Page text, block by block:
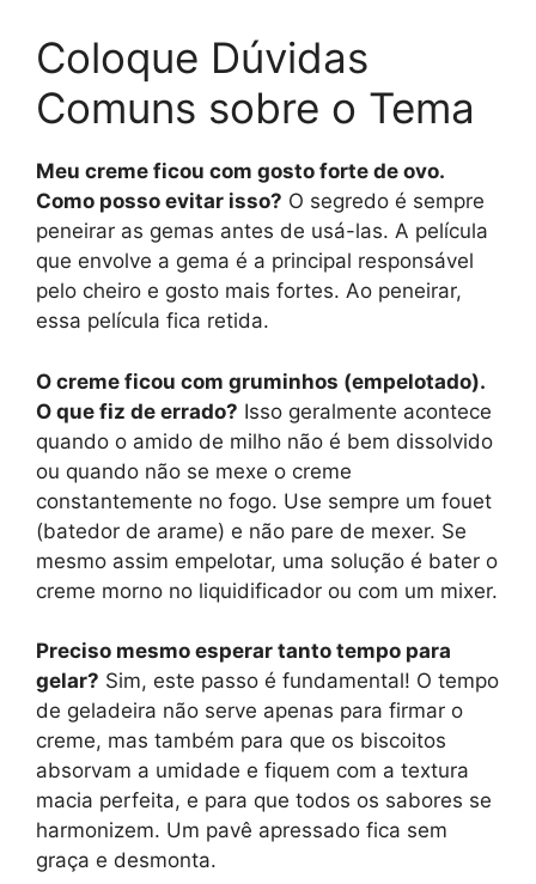
Coloque Dúvidas
Comuns sobre o Tema
Meu creme ficou com gosto forte de ovo.
Como posso evitar isso? O segredo é sempre
peneirar as gemas antes de usá-las. A película
que envolve a gema é a principal responsável
pelo cheiro e gosto mais fortes. Ao peneirar,
essa película fica retida.
O creme ficou com gruminhos (empelotado).
O que fiz de errado? Isso geralmente acontece
quando o amido de milho não é bem dissolvido
ou quando não se mexe o creme
constantemente no fogo. Use sempre um fouet
(batedor de arame) e não pare de mexer. Se
mesmo assim empelotar, uma solução é bater o
creme morno no liquidificador ou com um mixer.
Preciso mesmo esperar tanto tempo para
gelar? Sim, este passo é fundamental! O tempo
de geladeira não serve apenas para firmar o
creme, mas também para que os biscoitos
absorvam a umidade e fiquem com a textura
macia perfeita, e para que todos os sabores se
harmonizem. Um pavê apressado fica sem
graça e desmonta.